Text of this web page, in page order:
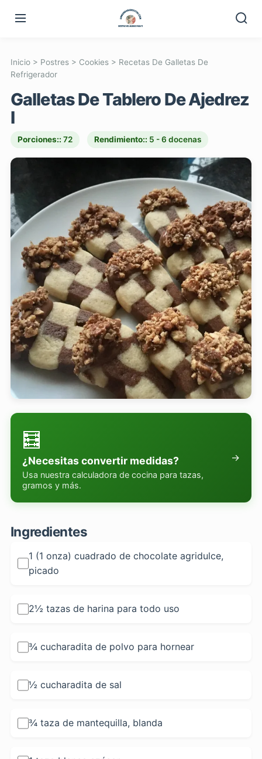
Inicio> Postres> Cookies> Recetas De Galletas De
Refrigerador
Galletas De Tablero De Ajedrez
I
Porciones:: 72 Rendimiento:: 5 - 6 docenas
🧮
¿Necesitas convertir medidas?
Usa nuestra calculadora de cocina para tazas,
gramos y más.
→
Ingredientes
1 (1 onza) cuadrado de chocolate agridulce,
picado
2½ tazas de harina para todo uso
¾ cucharadita de polvo para hornear
½ cucharadita de sal
¾ taza de mantequilla, blanda